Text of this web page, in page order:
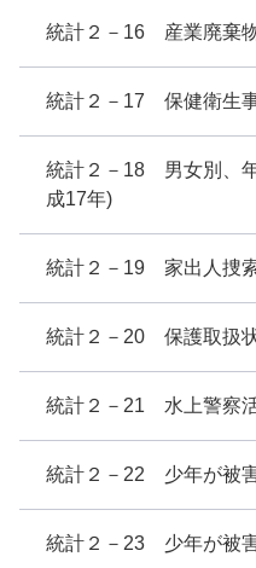
統計２－16 産業廃棄
統計２－17 保健衛生
統計２－18 男女別、
成17年)
統計２－19 家出人捜
統計２－20 保護取扱
統計２－21 水上警察
統計２－22 少年が被
統計２－23 少年が被